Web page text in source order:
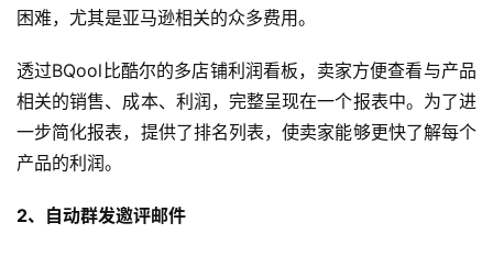
困难，尤其是亚马逊相关的众多费用。
透过BQool比酷尔的多店铺利润看板，卖家方便查看与产品
相关的销售、成本、利润，完整呈现在一个报表中。为了进
一步简化报表，提供了排名列表，使卖家能够更快了解每个
产品的利润。
2、自动群发邀评邮件